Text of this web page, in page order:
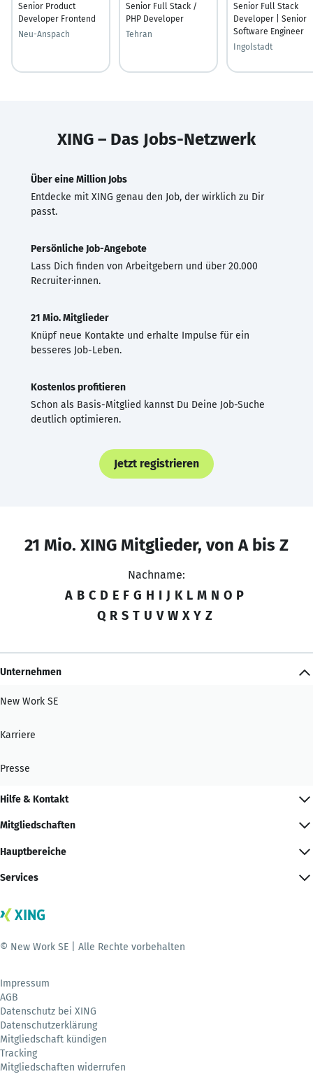
Senior Product
Developer Frontend
Neu-Anspach
Senior Full Stack /
PHP Developer
Tehran
Senior Full Stack
Developer | Senior
Software Engineer
Ingolstadt
XING – Das Jobs-Netzwerk
Über eine Million Jobs
Entdecke mit XING genau den Job, der wirklich zu Dir
passt.
Persönliche Job-Angebote
Lass Dich finden von Arbeitgebern und über 20.000
Recruiter·innen.
21 Mio. Mitglieder
Knüpf neue Kontakte und erhalte Impulse für ein
besseres Job-Leben.
Kostenlos profitieren
Schon als Basis-Mitglied kannst Du Deine Job-Suche
deutlich optimieren.
Jetzt registrieren
21 Mio. XING Mitglieder, von A bis Z
Nachname:
A B C D E F G H I J K L M N O P
Q R S T U V W X Y Z
Unternehmen
New Work SE
Karriere
Presse
Hilfe & Kontakt
Mitgliedschaften
Hauptbereiche
Services
© New Work SE | Alle Rechte vorbehalten
Impressum
AGB
Datenschutz bei XING
Datenschutzerklärung
Mitgliedschaft kündigen
Tracking
Mitgliedschaften widerrufen